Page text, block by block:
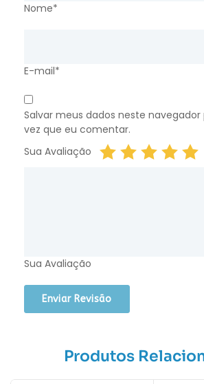
Nome*
E-mail*
Salvar meus dados neste
vez que eu comentar.
Sua Avaliação
Sua Avaliação
Produtos